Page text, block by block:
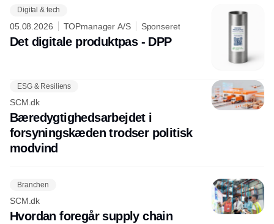
Digital & tech
05.08.2026 TOPmanager A/S Sponseret
Det digitale produktpas - DPP
ESG & Resiliens
SCM.dk
Bæredygtighedsarbejdet i
forsyningskæden trodser politisk
modvind
Branchen
SCM.dk
Hvordan foregår supply chain